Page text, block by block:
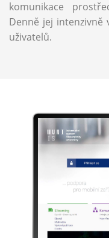
komunikace
Denně jej intenzivně
uživatelů.